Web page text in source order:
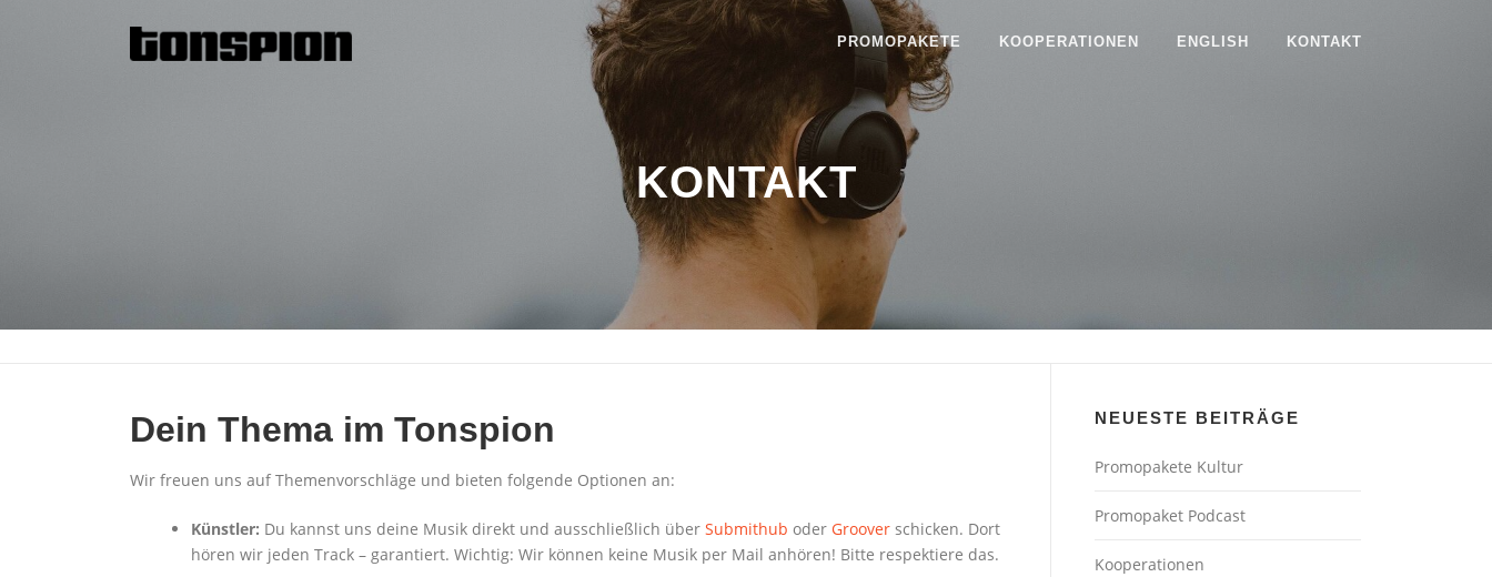
PROMOPAKETE KOOPERATIONEN ENGLISH KONTAKT
KONTAKT
Dein Thema im Tonspion
Wir freuen uns auf Themenvorschläge und bieten folgende Optionen an:
Künstler: Du kannst uns deine Musik direkt und ausschließlich über Submithub oder Groover schicken. Dort
hören wir jeden Track – garantiert. Wichtig: Wir können keine Musik per Mail anhören! Bitte respektiere das.
NEUESTE BEITRÄGE
Promopakete Kultur
Promopaket Podcast
Kooperationen